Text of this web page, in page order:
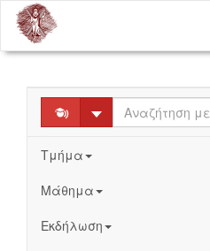
Select
Τμήμα
Μάθημα
Εκδήλωση